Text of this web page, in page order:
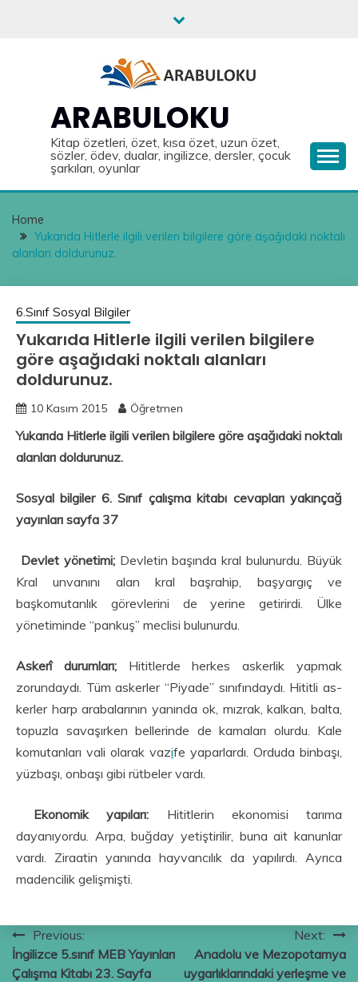
ARABULOKU
Kitap özetleri, özet, kısa özet, uzun özet,
sözler, ödev, dualar, ingilizce, dersler, çocuk
şarkıları, oyunlar
Home
Yukarıda Hitlerle ilgili verilen bilgilere göre aşağıdaki noktalı
alanları doldurunuz.
6.Sınıf Sosyal Bilgiler
Yukarıda Hitlerle ilgili verilen bilgilere
göre aşağıdaki noktalı alanları
doldurunuz.
10 Kasım 2015 Öğretmen
Yukarıda Hitlerle ilgili verilen bilgilere göre aşağıdaki noktalı
alanları doldurunuz.
Sosyal bilgiler 6. Sınıf çalışma kitabı cevapları yakınçağ
yayınları sayfa 37
Devlet yönetimi;Devletin başında kral bulunurdu. Büyük
Kral unvanını alan kral başrahip, başyargıç ve
başkomutanlık görevlerini de yerine getirirdi. Ülke
yönetiminde “pankuş” meclisi bulunurdu.
Askerî durumları; Hititlerde herkes askerlik yapmak
zorundaydı. Tüm askerler “Piyade” sınıfındaydı. Hititli as­
kerler harp arabalarının yanında ok, mızrak, kalkan, balta,
topuzla savaşırken bellerinde de kamaları olurdu. Kale
komutanları vali olarak vazife yaparlardı. Orduda binbaşı,
yüzbaşı, onbaşı gibi rütbeler vardı.
Ekonomik yapıları: Hititlerin ekonomisi tarıma
dayanıyordu. Arpa, buğday yetiştirilir, buna ait kanunlar
vardı. Ziraatin yanında hayvancılık da yapılırdı. Ayrıca
madencilik gelişmişti.
Yazı
gezinmesi
Previous:
İngilizce 5.sınıf MEB Yayınları
Çalışma Kitabı 23. Sayfa
Next:
Anadolu ve Mezo­potamya
uygarlıklarındaki yerleşme ve